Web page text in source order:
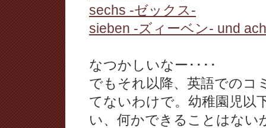
sechs -ゼックス-
sieben -ズィーベン- und
なつかしいなー････
でもそれ以降、英語でのコ
てないわけで。幼稚園児以
い、何かできることはない